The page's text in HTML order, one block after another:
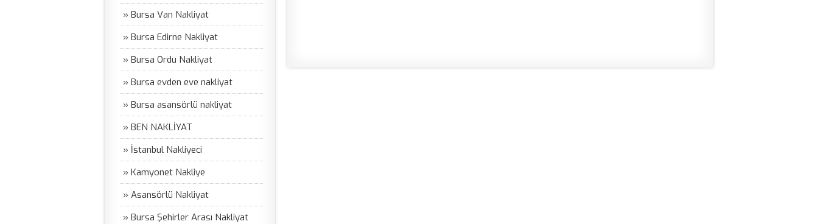
» Bursa Van Nakliyat
» Bursa Edirne Nakliyat
» Bursa Ordu Nakliyat
» Bursa evden eve nakliyat
» Bursa asansörlü nakliyat
» BEN NAKLİYAT
» İstanbul Nakliyeci
» Kamyonet Nakliye
» Asansörlü Nakliyat
» Bursa Şehirler Arası Nakliyat